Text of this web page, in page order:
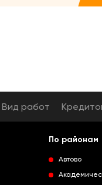
Вид работ
По районам
Автово